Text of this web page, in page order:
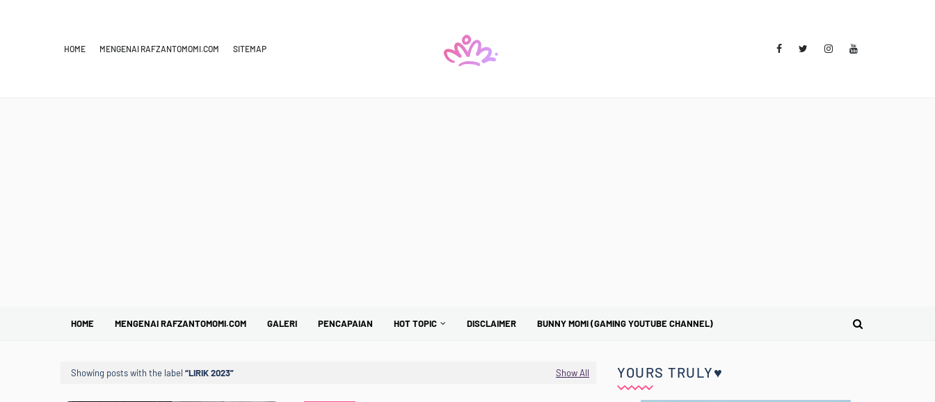
HOME MENGENAI RAFZANTOMOMI.COM SITEMAP
HOME MENGENAI RAFZANTOMOMI.COM GALERI PENCAPAIAN HOT TOPIC DISCLAIMER BUNNY MOMI (GAMING YOUTUBE CHANNEL)
Showing posts with the label LIRIK 2023 Show All YOURS TRULY♥